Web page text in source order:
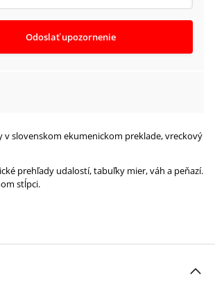
Odoslať upozornenie
v slovenskom ekumenickom preklade, vreckový
prehľady udalostí, tabuľky mier, váh a peňazí.
stĺpci.